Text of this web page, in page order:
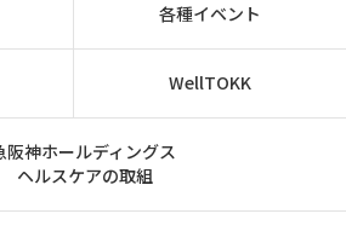
各種イベント
WellTOKK
阪神ホールディングス
ヘルスケアの取組